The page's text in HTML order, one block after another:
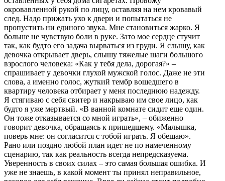
окровавленной рукой по лицу, оставляя на нем кровавый
след. Надо прижать ухо к двери и попытаться не
пропустить ни единого звука. Мне становиться жарко. Я
больше не чувствую боли в руке. Зато мое сердце стучит
так, как будто его задача вырваться из груди. Я слышу, как
девочка открывает дверь, слышу тяжелые шаги большого
взрослого человека: «Как у тебя дела, дорогая?» –
спрашивает у девочки глухой мужской голос. Даже не эти
слова, а именно голос, жуткий тембр вошедшего в
квартиру человека отбирает у меня последнюю надежду.
Я стягиваю с себя свитер и накрываю им свое лицо, как
будто я уже мертвый. «В ванной комнате сидит еще один.
Он тоже отказывается со мной играть», – обиженно
говорит девочка, обращаясь к пришедшему. «Малышка,
поверь мне: он согласится с тобой играть. Я обещаю».
Рано или поздно любой план идет не по намеченному
сценарию, так как реальность всегда непредсказуема.
Уверенность в своих силах – это самая большая ошибка. И
уже не знаешь, в какой момент ты принял неправильное,